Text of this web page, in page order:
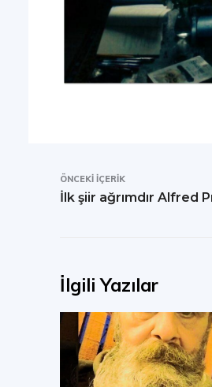
ÖNCEKI İÇERIK
İlk şiir ağrımdır Alfred
İlgili Yazılar